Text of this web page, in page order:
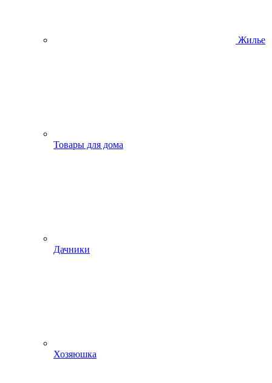
Жилье
Товары для дома
Дачники
Хозяюшка